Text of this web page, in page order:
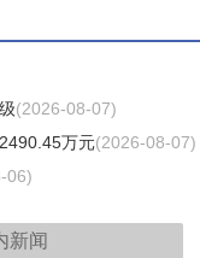
(2026-08-07)
万元(2026-08-07)
06)
新闻